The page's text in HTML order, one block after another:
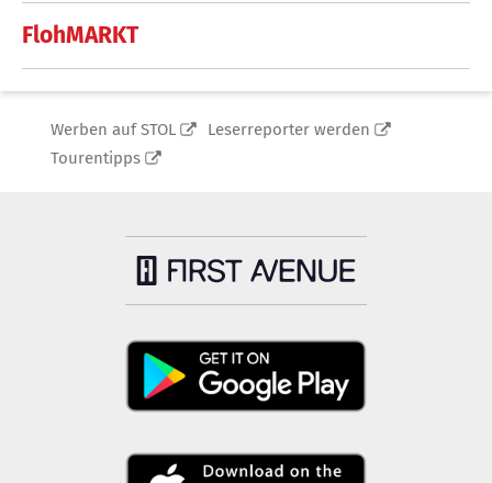
FlohMARKT
Werben auf STOL
Leserreporter werden
Tourentipps